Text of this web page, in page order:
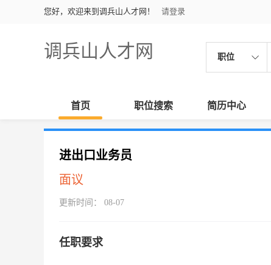
您好，欢迎来到调兵山人才网！ 请登录
调兵山人才网 职位
首页 职位搜索 简历中心
进出口业务员
面议
更新时间： 08-07
任职要求